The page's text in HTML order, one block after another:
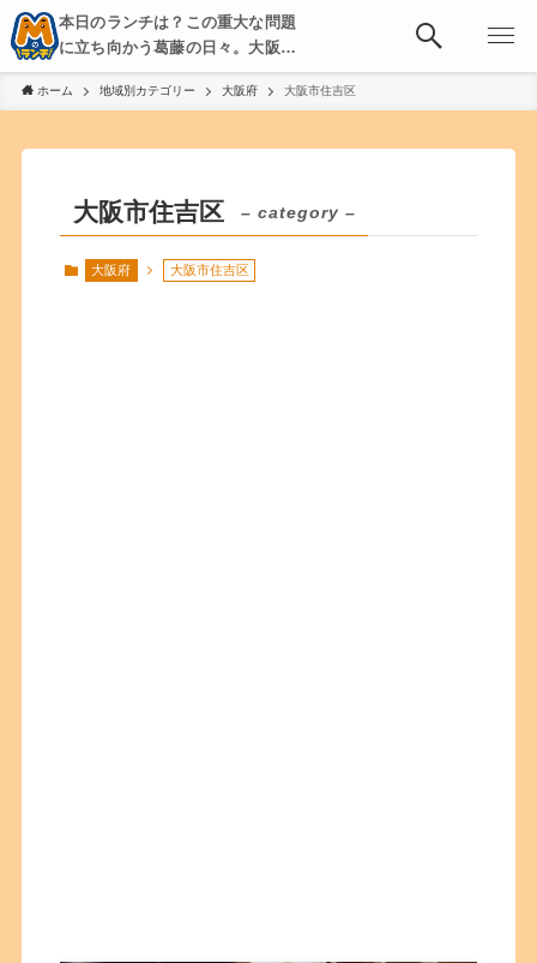
本日のランチは？この重大な問題
に立ち向かう葛藤の日々。大阪・
京都・神戸を中心とした食べ歩
き、飲み歩きを綴る。
ホーム 地域別カテゴリー 大阪府 大阪市住吉区
大阪市住吉区 – category –
大阪府 大阪市住吉区